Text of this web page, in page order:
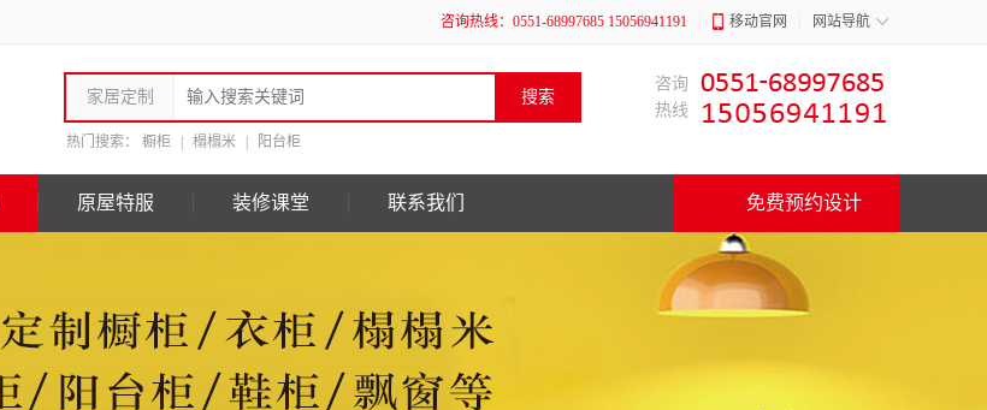
咨询热线：0551-68997685 15056941191 移动官网 网站导航
家居定制
热门搜索： 橱柜 榻榻米 阳台柜
咨询
热线
原屋特服 装修课堂 联系我们 免费预约设计